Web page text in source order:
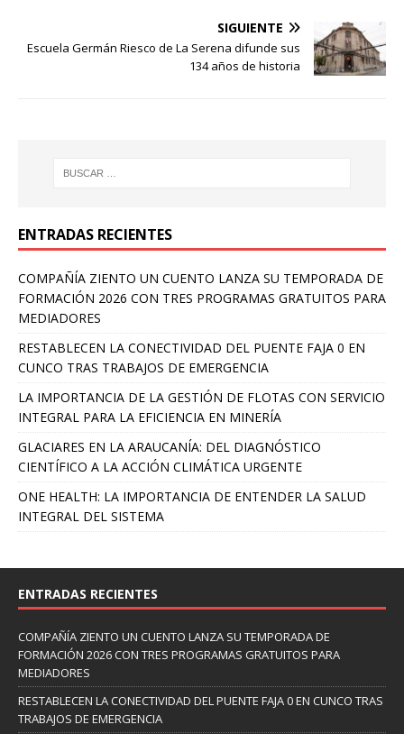
SIGUIENTE
Escuela Germán Riesco de La Serena difunde sus
134 años de historia
ENTRADAS RECIENTES
COMPAÑÍA ZIENTO UN CUENTO LANZA SU TEMPORADA DE
FORMACIÓN 2026 CON TRES PROGRAMAS GRATUITOS PARA
MEDIADORES
RESTABLECEN LA CONECTIVIDAD DEL PUENTE FAJA 0 EN
CUNCO TRAS TRABAJOS DE EMERGENCIA
LA IMPORTANCIA DE LA GESTIÓN DE FLOTAS CON SERVICIO
INTEGRAL PARA LA EFICIENCIA EN MINERÍA
GLACIARES EN LA ARAUCANÍA: DEL DIAGNÓSTICO
CIENTÍFICO A LA ACCIÓN CLIMÁTICA URGENTE
ONE HEALTH: LA IMPORTANCIA DE ENTENDER LA SALUD
INTEGRAL DEL SISTEMA
ENTRADAS RECIENTES
COMPAÑÍA ZIENTO UN CUENTO LANZA SU TEMPORADA DE
FORMACIÓN 2026 CON TRES PROGRAMAS GRATUITOS PARA
MEDIADORES
RESTABLECEN LA CONECTIVIDAD DEL PUENTE FAJA 0 EN CUNCO TRAS
TRABAJOS DE EMERGENCIA